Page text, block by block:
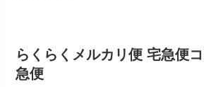
らくらくメルカリ便 宅急便
急便